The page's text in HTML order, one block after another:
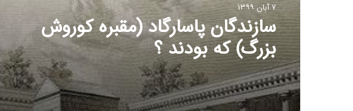
۷ آبان ۱۳۹۹
سازندگان پاسارگاد (مقبره کوروش
بزرگ) که بودند ؟